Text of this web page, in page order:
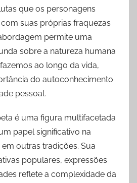
que os personagens
suas próprias fraquezas
permite uma
sobre a natureza humana
ao longo da vida,
do autoconhecimento
pessoal.
é uma figura multifacetada
papel significativo na
outras tradições. Sua
populares, expressões
reflete a complexidade da